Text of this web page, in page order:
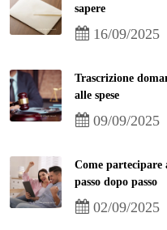
sapere
16/09/2025
Trascrizione
alle spese
09/09/2025
Come
passo dopo passo
02/09/2025